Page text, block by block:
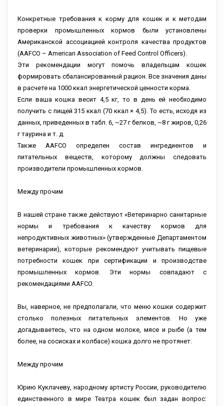
Конкретные требования к корму для кошек и к методам
проверки промышленных кормов были установлены
Американской ассоциацией контроля качества продуктов
(AAFCO – American Association of Feed Control Officers).
Эти рекомендации могут помочь владельцам кошек
формировать сбалансированный рацион. Все значения даны
в расчете на 1000 ккал энергетической ценности корма.
Если ваша кошка весит 4,5 кг, то в день ей необходимо
получить с пищей 315 ккал (70 ккал × 4,5). То есть, исходя из
данных, приведенных в табл. 6, ~27 г белков, ~8 г жиров, 0,26
г таурина и т. д.
Также AAFCO определен состав ингредиентов и
питательных веществ, которому должны следовать
производители промышленных кормов.
Между прочим
В нашей стране также действуют «Ветеринарно санитарные
нормы и требования к качеству кормов для
непродуктивных животных» (утвержденные Департаментом
ветеринарии), которые рекомендуют учитывать пищевые
потребности кошек при сертификации и производстве
промышленных кормов. Эти нормы совпадают с
рекомендациями AAFCO.
Вы, наверное, не предполагали, что меню кошки содержит
столько полезных питательных элементов. Но уже
догадываетесь, что на одном молоке, мясе и рыбе (а тем
более, на сосисках и колбасе) кошка долго не протянет.
Между прочим
Юрию Куклачеву, народному артисту России, руководителю
единственного в мире Театра кошек был задан вопрос: